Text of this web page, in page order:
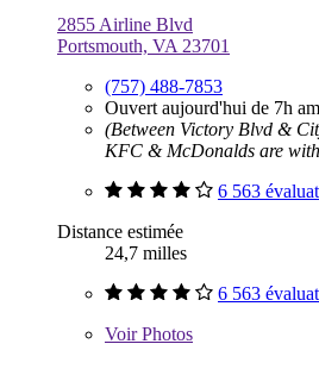
2855 Airline Blvd
Portsmouth, VA 23701
(757) 488-7853
Ouvert aujourd'hui de 7h
(Between Victory Blvd &
KFC & McDonalds are
6 563
Distance estimée
24,7 milles
6 563
VoirPhotos